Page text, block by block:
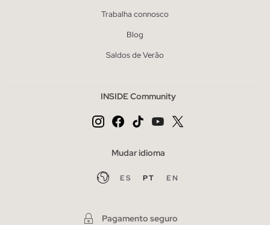
Trabalha connosco
Blog
Saldos de Verão
INSIDE Community
Mudar idioma
ES PT EN
Pagamento seguro